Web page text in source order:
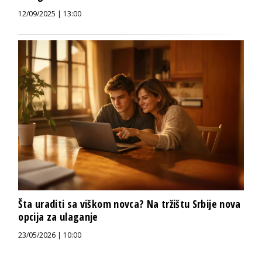
12/09/2025 | 13:00
Šta uraditi sa viškom novca? Na tržištu Srbije nova
opcija za ulaganje
23/05/2026 | 10:00